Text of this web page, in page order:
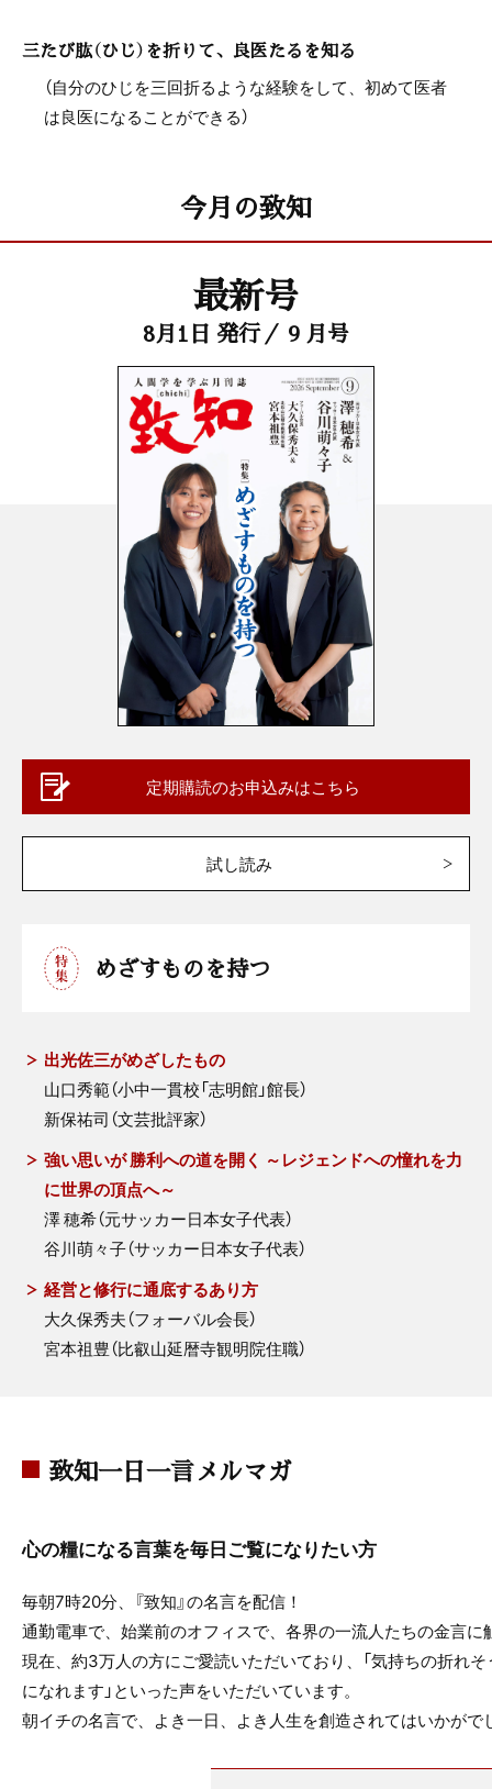
三たび肱（ひじ）を折りて、良医たるを知る
（自分のひじを三回折るような経験をして、初めて医者
は良医になることができる）
今月の致知
最新号
8月1日 発行／ 9 月号
定期購読のお申込みはこちら
試し読み
めざすものを持つ
出光佐三がめざしたもの
山口秀範（小中一貫校「志明館」館長）
新保祐司（文芸批評家）
強い思いが 勝利への道を開く ～レジェンドへの憧れを力
に世界の頂点へ～
澤 穂希（元サッカー日本女子代表）
谷川萌々子（サッカー日本女子代表）
経営と修行に通底するあり方
大久保秀夫（フォーバル会長）
宮本祖豊（比叡山延暦寺観明院住職）
致知一日一言メルマガ
心の糧になる言葉を毎日ご覧になりたい方
毎朝7時20分、『致知』の名言を配信！
通勤電車で、始業前のオフィスで、各界の一流人たちの金言
現在、約3万人の方にご愛読いただいており、「気持ちの折れ
になれます」といった声をいただいています。
朝イチの名言で、よき一日、よき人生を創造されてはいかがで